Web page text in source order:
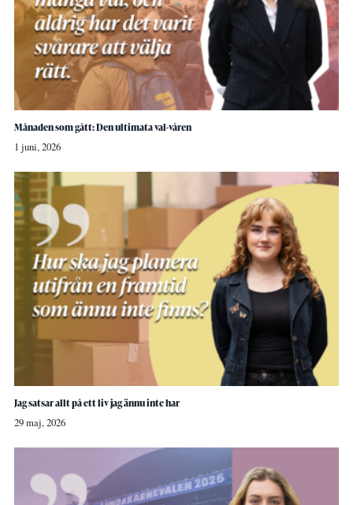
Månaden som gått: Den ultimata val-våren
1 juni, 2026
Jag satsar allt på ett liv jag ännu inte har
29 maj, 2026